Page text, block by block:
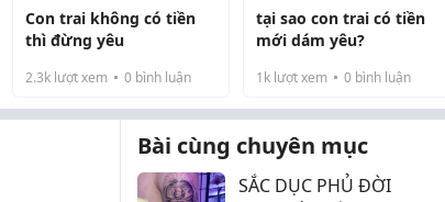
Con trai không có tiền
thì đừng yêu
2.3k lượt xem 0 bình luận
tại sao con trai có tiền
mới dám yêu?
1klượt xem 0bình luận
Bài cùng chuyên mục
SẮC DỤC PHỦ ĐỜI